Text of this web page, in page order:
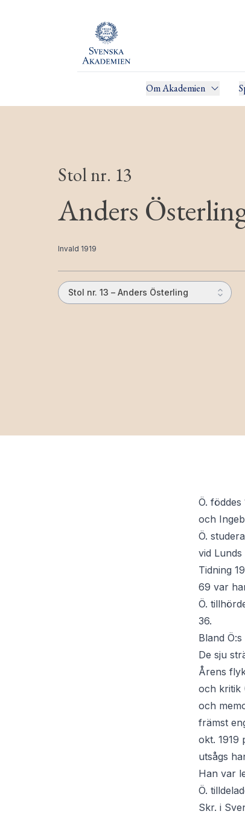
Om Akademien
Stol nr. 13
Anders
Invald 1919
Stol nr. 13 – Anders Österling
Ö.
och
Ö.
vid
Tidning
69 var
Ö.
36.
Bland
De sju
Årens
och kritik
och
främst
okt. 1919
utsågs
Han var
Ö.
Skr. i